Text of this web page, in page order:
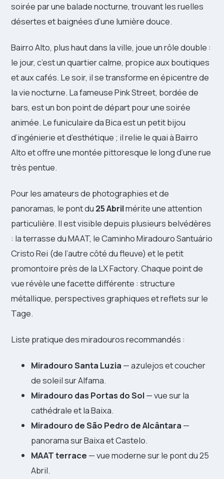
soirée par une balade nocturne, trouvant les ruelles
désertes et baignées d’une lumière douce.
Bairro Alto, plus haut dans la ville, joue un rôle double :
le jour, c’est un quartier calme, propice aux boutiques
et aux cafés. Le soir, il se transforme en épicentre de
la vie nocturne. La fameuse Pink Street, bordée de
bars, est un bon point de départ pour une soirée
animée. Le funiculaire da Bica est un petit bijou
d’ingénierie et d’esthétique ; il relie le quai à Bairro
Alto et offre une montée pittoresque le long d’une rue
très pentue.
Pour les amateurs de photographies et de
panoramas, le pont du 25 Abrilmérite une attention
particulière. Il est visible depuis plusieurs belvédères
: la terrasse du MAAT, le Caminho Miradouro Santuário
Cristo Rei (de l’autre côté du fleuve) et le petit
promontoire près de la LX Factory. Chaque point de
vue révèle une facette différente : structure
métallique, perspectives graphiques et reflets sur le
Tage.
Liste pratique des miradouros recommandés :
Miradouro Santa Luzia — azulejos et coucher
de soleil sur Alfama.
Miradouro das Portas do Sol — vue sur la
cathédrale et la Baixa.
Miradouro de São Pedro de Alcântara —
panorama sur Baixa et Castelo.
MAAT terrace — vue moderne sur le pont du 25
Abril.